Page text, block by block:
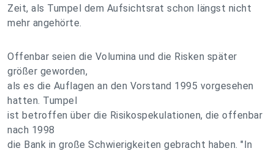
Zeit, als Tumpel dem Aufsichtsrat schon längst nicht
mehr angehörte.
Offenbar seien die Volumina und die Risken später
größer geworden,
als es die Auflagen an den Vorstand 1995 vorgesehen
hatten. Tumpel
ist betroffen über die Risikospekulationen, die offenbar
nach 1998
die Bank in große Schwierigkeiten gebracht haben. "In